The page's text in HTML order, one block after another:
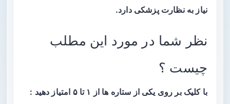
نیاز به نظارت پزشکی دارد.
نظر شما در مورد این مطلب
چیست ؟
با کلیک بر روی یکی از ستاره ها از ۱ تا ۵ امتیاز دهید :